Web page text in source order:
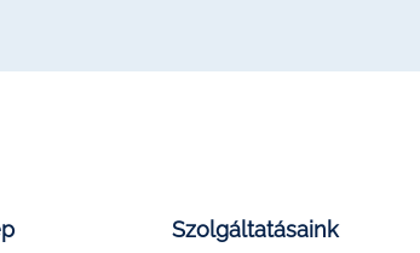
Szolgáltatásaink